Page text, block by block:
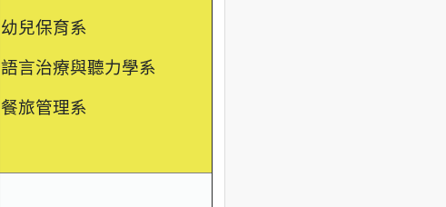
幼兒保育系
語言治療與聽力學系
餐旅管理系